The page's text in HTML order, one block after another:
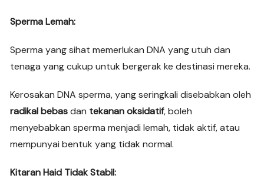
Sperma Lemah:
Sperma yang sihat memerlukan DNA yang utuh dan
tenaga yang cukup untuk bergerak ke destinasi mereka.
Kerosakan DNA sperma, yang seringkali disebabkan oleh
radikal bebasdan tekanan oksidatif, boleh
menyebabkan sperma menjadi lemah, tidak aktif, atau
mempunyai bentuk yang tidak normal.
Kitaran Haid Tidak Stabil: